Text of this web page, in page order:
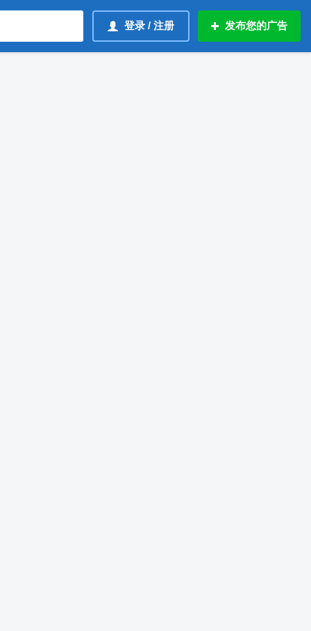
登录 / 注册 发布您的广告